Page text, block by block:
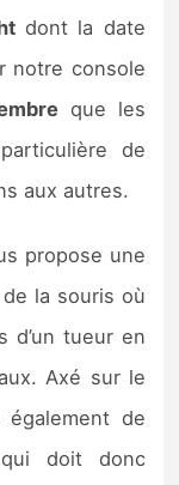
2
dont la date
notre console
que les
de
aux autres.
propose une
la souris où
d’un tueur en
Axé sur le
de
doit donc